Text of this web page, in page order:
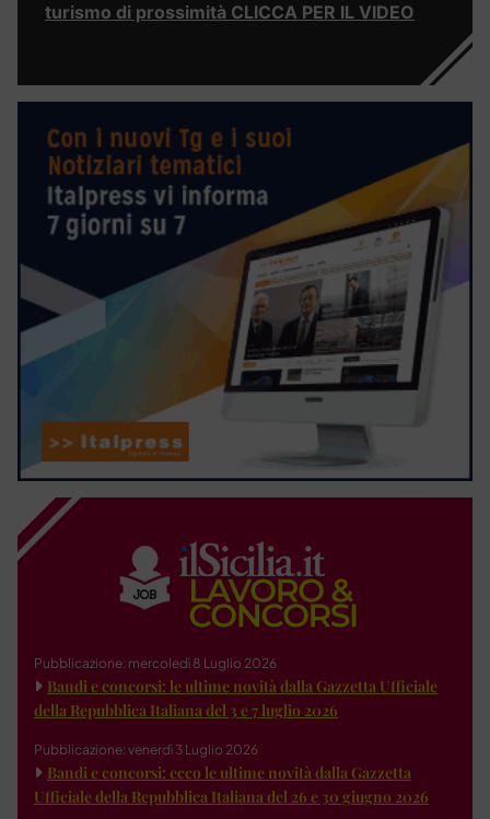
turismo di prossimità CLICCA PER IL VIDEO
Pubblicazione: mercoledì 8 Luglio 2026
Bandi e concorsi: le ultime novità dalla Gazzetta Ufficiale
della Repubblica Italiana del 3 e 7 luglio 2026
Pubblicazione: venerdì 3 Luglio 2026
Bandi e concorsi: ecco le ultime novità dalla Gazzetta
Ufficiale della Repubblica Italiana del 26 e 30 giugno 2026